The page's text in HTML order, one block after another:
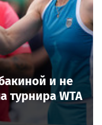
и не
турнира WTA